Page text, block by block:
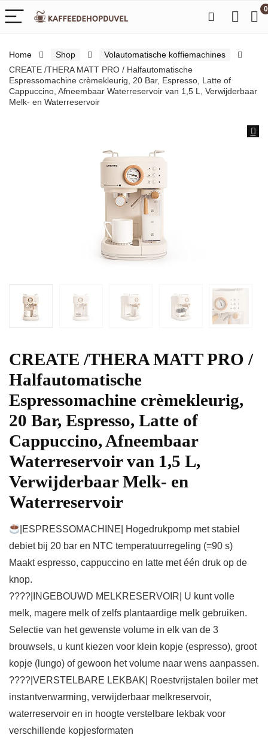
0
Home Shop
Volautomatische koffiemachines
CREATE /THERA MATT PRO / Halfautomatische
Espressomachine crèmekleurig, 20 Bar, Espresso, Latte of
Cappuccino, Afneembaar Waterreservoir van 1,5 L, Verwijderbaar
Melk- en Waterreservoir
CREATE /THERA MATT PRO /
Halfautomatische
Espressomachine crèmekleurig,
20 Bar, Espresso, Latte of
Cappuccino, Afneembaar
Waterreservoir van 1,5 L,
Verwijderbaar Melk- en
Waterreservoir
|ESPRESSOMACHINE| Hogedrukpomp met stabiel
debiet bij 20 bar en NTC temperatuurregeling (=90 s)
Maakt espresso, cappuccino en latte met één druk op de
knop.
????|INGEBOUWD MELKRESERVOIR| U kunt volle
melk, magere melk of zelfs plantaardige melk gebruiken.
Selectie van het gewenste volume in elk van de 3
brouwsels, u kunt kiezen voor klein kopje (espresso), groot
kopje (lungo) of gewoon het volume naar wens aanpassen.
????|VERSTELBARE LEKBAK| Roestvrijstalen boiler met
instantverwarming, verwijderbaar melkreservoir,
waterreservoir en in hoogte verstelbare lekbak voor
verschillende kopjesformaten